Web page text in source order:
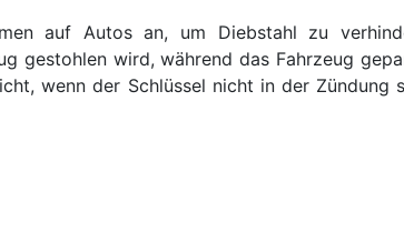
auf Autos an, um Diebstahl zu
gestohlen wird, während das Fahrzeug
wenn der Schlüssel nicht in der Zündung